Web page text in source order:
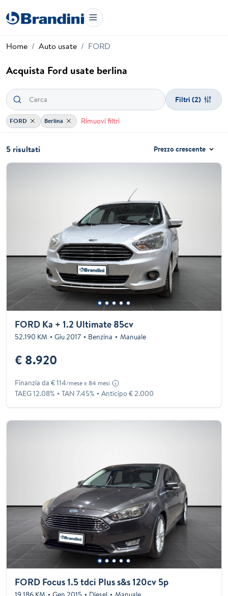
Home Auto usate FORD
Acquista Ford usate berlina
Filtri (2)
FORD Berlina Rimuovi filtri
5 risultati Prezzo crescente
FORD Ka + 1.2 Ultimate 85cv
52.190 KM Giu 2017 Benzina Manuale
€ 8.920
Finanzia da € 114/mese x 84 mesi
TAEG 12.08% TAN 7.45% Anticipo € 2.000
FORD Focus 1.5 tdci Plus s&s 120cv 5p